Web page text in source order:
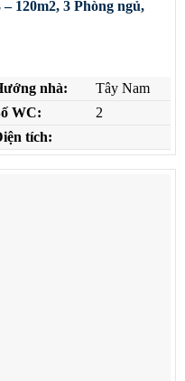
120m2, 3 Phòng ngủ,
nhà:
Tây Nam
WC:
2
tích: